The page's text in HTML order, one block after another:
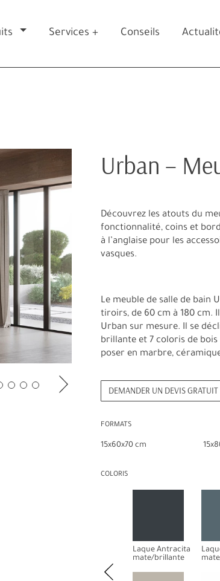
Urban –
Découvrez les atouts du
fonctionnalité, coins et
à l’anglaise pour les
vasques.
Le meuble de salle de bain
tiroirs, de 60 cm à 180 cm.
Urban sur mesure. Il se
brillante et 7 coloris de
poser en marbre,
DEMANDER UN DEVIS GRATUIT
FORMATS
15x60x70 cm
COLORIS
Laque Antracita
mate/brillante
Services + Conseils